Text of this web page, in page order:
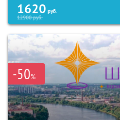
1620 руб.
12900руб.
-50%